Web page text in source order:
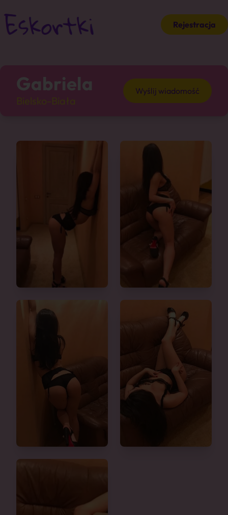
Rejestracja
Gabriela Wyślij wiadomość